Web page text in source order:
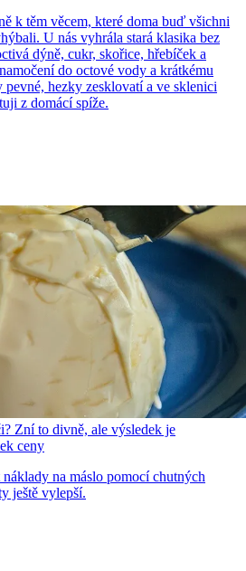
k těm věcem, které doma buď všichni
U nás vyhrála stará klasika bez
dýně, cukr, skořice, hřebíček a
do octové vody a krátkému
hezky zesklovatí a ve sklenici
z domácí spíže.
Zní to divně, ale výsledek je
ceny
na máslo pomocí chutných
ještě vylepší.